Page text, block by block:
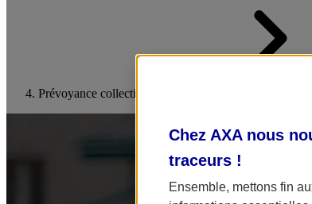
Prévoyance collective
Chez AXA nous
traceurs !
Ensemble, mettons fin